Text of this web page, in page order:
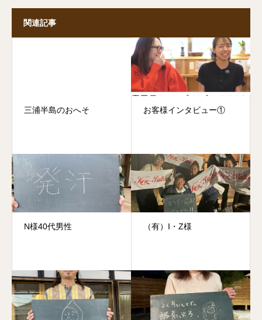
関連記事
三浦半島のおへそ お客様インタビュー①
N様40代男性 （有）I・Z様